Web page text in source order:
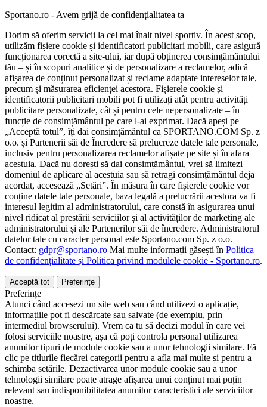
Sportano.ro - Avem grijă de confidențialitatea ta
Dorim să oferim servicii la cel mai înalt nivel sportiv. În acest scop,
utilizăm fișiere cookie și identificatori publicitari mobili, care asigură
funcționarea corectă a site-ului, iar după obținerea consimțământului
tău – și în scopuri analitice și de personalizare a reclamelor, adică
afișarea de conținut personalizat și reclame adaptate intereselor tale,
precum și măsurarea eficienței acestora. Fișierele cookie și
identificatorii publicitari mobili pot fi utilizați atât pentru activități
publicitare personalizate, cât și pentru cele nepersonalizate – în
funcție de consimțământul pe care l-ai exprimat. Dacă apeși pe
„Acceptă totul”, îți dai consimțământul ca SPORTANO.COM Sp. z
o.o. și Partenerii săi de Încredere să prelucreze datele tale personale,
inclusiv pentru personalizarea reclamelor afișate pe site și în afara
acestuia. Dacă nu dorești să dai consimțământul, vrei să limitezi
domeniul de aplicare al acestuia sau să retragi consimțământul deja
acordat, accesează „Setări”. În măsura în care fișierele cookie vor
conține datele tale personale, baza legală a prelucrării acestora va fi
interesul legitim al administratorului, care constă în asigurarea unui
nivel ridicat al prestării serviciilor și al activităților de marketing ale
administratorului și ale Partenerilor săi de încredere. Administratorul
datelor tale cu caracter personal este Sportano.com Sp. z o.o.
Contact: gdpr@sportano.ro Mai multe informații găsești în Politica
de confidențialitate și Politica privind modulele cookie - Sportano.ro.
Acceptă tot Preferințe
Preferințe
Atunci când accesezi un site web sau când utilizezi o aplicație,
informațiile pot fi descărcate sau salvate (de exemplu, prin
intermediul browserului). Vrem ca tu să decizi modul în care vei
folosi serviciile noastre, așa că poți controla personal utilizarea
anumitor tipuri de module cookie sau a unor tehnologii similare. Fă
clic pe titlurile fiecărei categorii pentru a afla mai multe și pentru a
schimba setările. Dezactivarea unor module cookie sau a unor
tehnologii similare poate atrage afișarea unui conținut mai puțin
relevant sau indisponibilitatea anumitor caracteristici ale serviciilor
noastre.